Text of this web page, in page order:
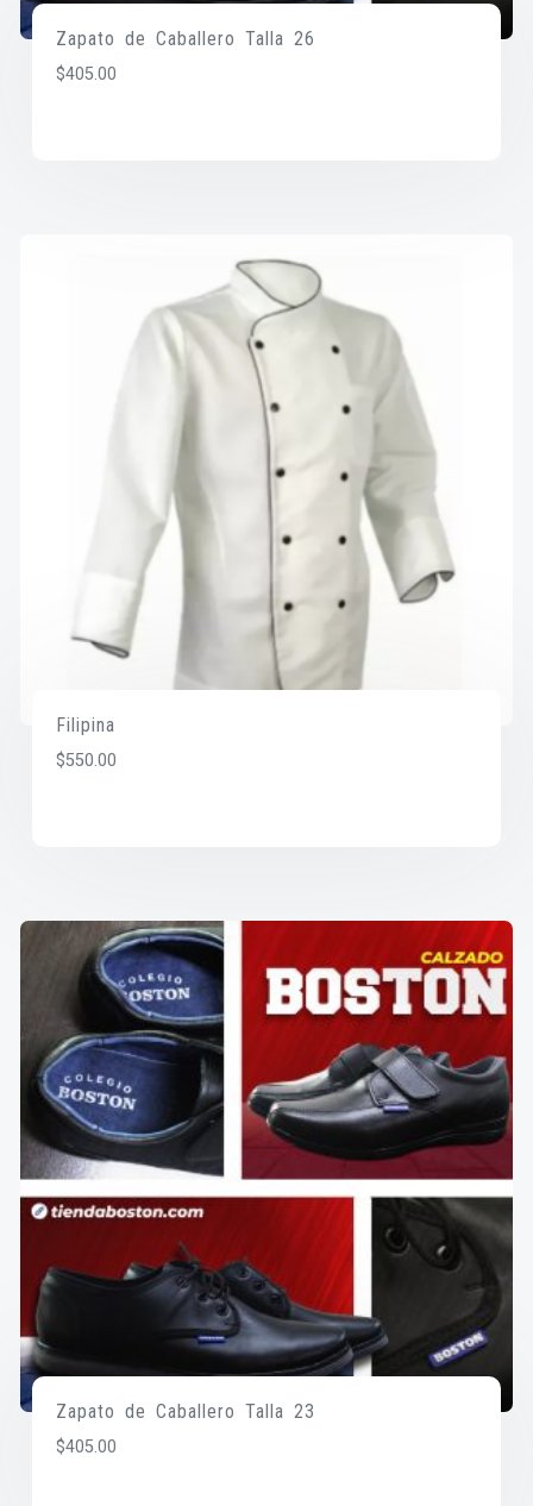
Zapato de Caballero Talla 26
$405.00
Filipina
$550.00
Zapato de Caballero Talla 23
$405.00